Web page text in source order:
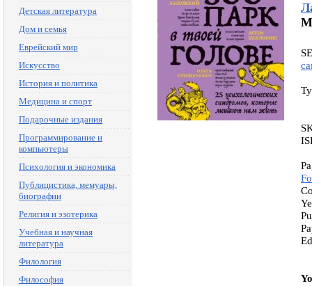
Детская литература
Дом и семья
Еврейский мир
Искусство
История и политика
Медицина и спорт
Подарочные издания
Программирование и
компьютеры
Психология и экономика
Публицистика, мемуары,
биографии
Религия и эзотерика
Учебная и научная
литература
Филология
Философия